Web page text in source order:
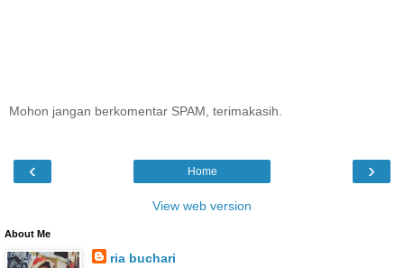
Mohon jangan berkomentar SPAM, terimakasih.
‹ ›
Home
View web version
About Me
ria buchari